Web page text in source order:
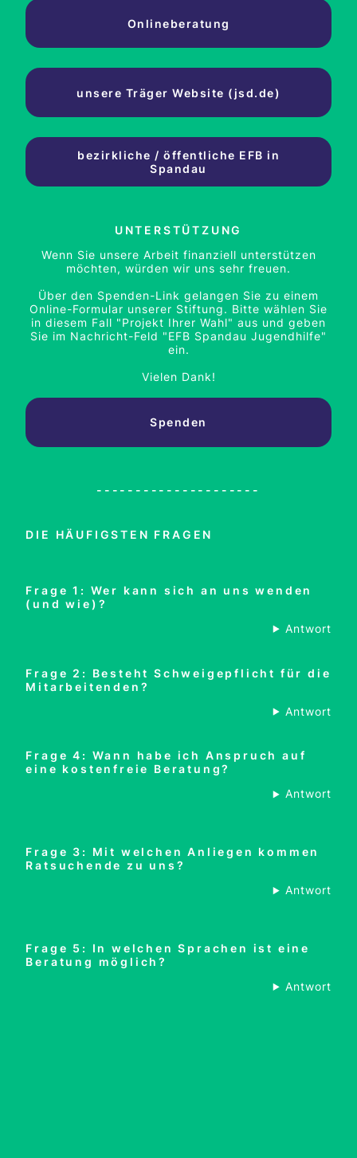
Onlineberatung
unsere Träger Website (jsd.de)
bezirkliche / öffentliche EFB in
Spandau
UNTERSTÜTZUNG
Wenn Sie unsere Arbeit finanziell unterstützen
möchten, würden wir uns sehr freuen.
Über den Spenden-Link gelangen Sie zu einem
Online-Formular unserer Stiftung. Bitte wählen Sie
in diesem Fall "Projekt Ihrer Wahl" aus und geben
Sie im Nachricht-Feld "EFB Spandau Jugendhilfe"
ein.
Vielen Dank!
Spenden
---------------------
DIE HÄUFIGSTEN FRAGEN
Frage 1: Wer kann sich an uns wenden
(und wie)?
Antwort
Frage 2: Besteht Schweigepflicht für die
Mitarbeitenden?
Antwort
Frage 4: Wann habe ich Anspruch auf
eine kostenfreie Beratung?
Antwort
Frage 3: Mit welchen Anliegen kommen
Ratsuchende zu uns?
Antwort
Frage 5: In welchen Sprachen ist eine
Beratung möglich?
Antwort